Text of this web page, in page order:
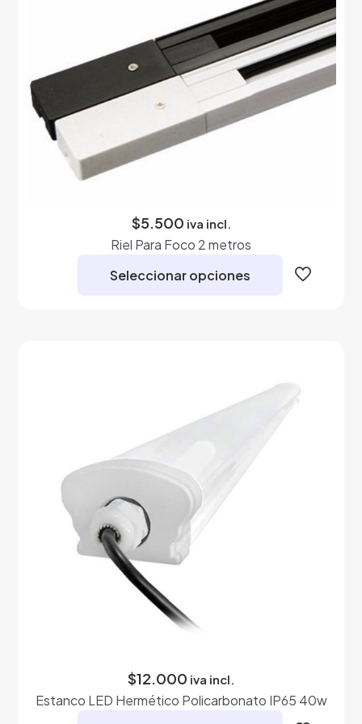
página
producto
$5.500 iva incl.
Riel Para Foco 2 metros
Seleccionar opciones
pueden
página
producto
$12.000 iva incl.
Estanco LED Hermético Policarbonato IP65 40w